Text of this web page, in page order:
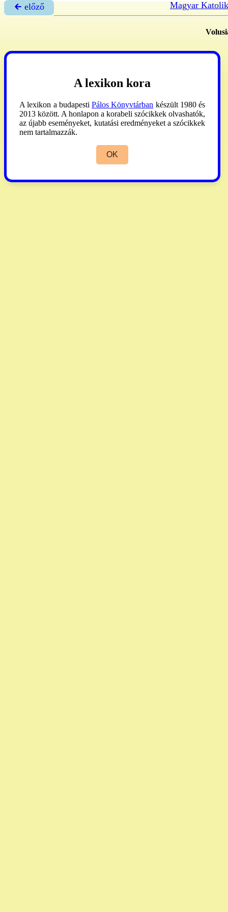
🡰 előző Magyar
A lexikon kora
A lexikon a budapesti Pálos Könyvtárban készült 1980 és
2013 között. A honlapon a korabeli szócikkek olvashatók,
az újabb eseményeket, kutatási eredményeket a szócikkek
nem tartalmazzák.
OK